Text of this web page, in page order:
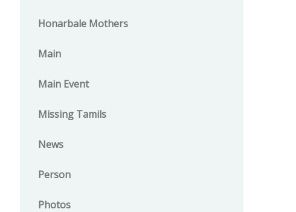
Honarbale Mothers
Main
Main Event
Missing Tamils
News
Person
Photos